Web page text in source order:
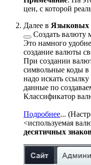
цен, с которой
Далее в Языковых
Создать валюту
Это намного
создание валюты
При создании
символьные коды в
надо искать ссылку
данные по
Классификатор
Подробнее... (
<используемая
десятичных